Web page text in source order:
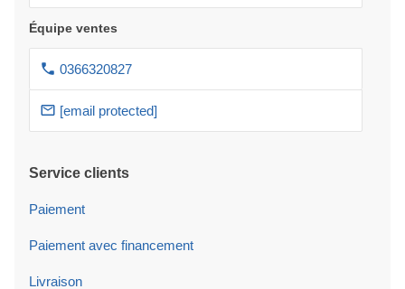
Équipe ventes
0366320827
[email protected]
Service clients
Paiement
Paiement avec financement
Livraison